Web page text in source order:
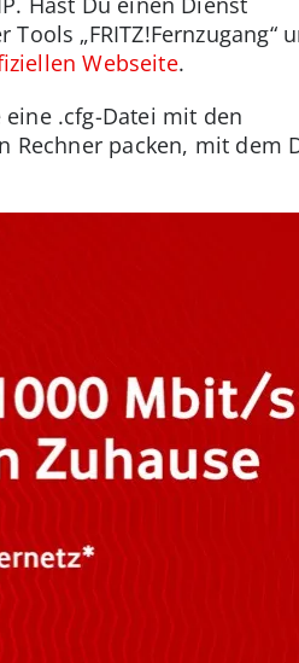
„FRITZ!Fernzugang“
Webseite.
.cfg-Datei mit den
Rechner packen, mit dem